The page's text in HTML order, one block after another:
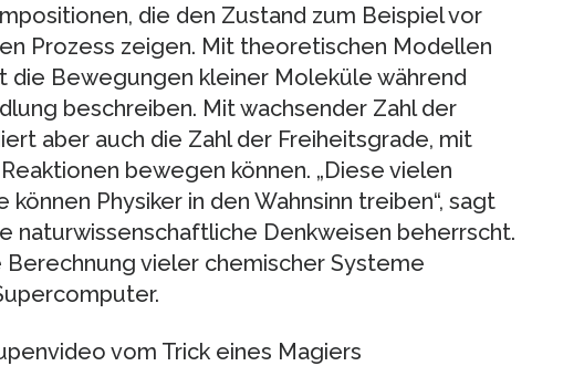
die den Zustand zum Beispiel vor
Prozess zeigen. Mit theoretischen Modellen
die Bewegungen kleiner Moleküle während
beschreiben. Mit wachsender Zahl der
aber auch die Zahl der Freiheitsgrade, mit
bewegen können. „Diese vielen
Physiker in den Wahnsinn treiben“, sagt
naturwissenschaftliche Denkweisen beherrscht.
vieler chemischer Systeme
vom Trick eines Magiers